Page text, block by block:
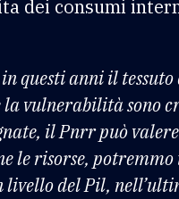
dei consumi
questi anni il tessuto
vulnerabilità sono
il Pnrr può
le risorse,
del Pil,